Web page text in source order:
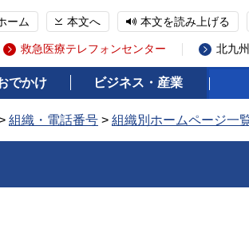
ーム 本文へ 本文を読み上げる
救急医療テレフォンセンター 北九
でかけ ビジネス・産業
組織・電話番号 > 組織別ホームページ一